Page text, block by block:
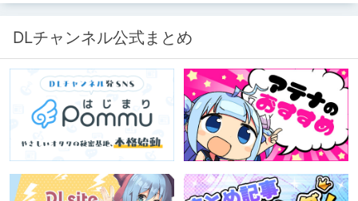
DLチャンネル公式まとめ